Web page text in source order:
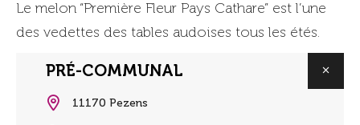
Le melon “Première Fleur Pays Cathare” est l’une
des vedettes des tables audoises tous les étés.
PRÉ-COMMUNAL
11170 Pezens